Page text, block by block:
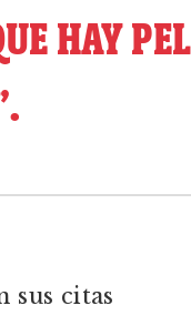
HAY
sus citas